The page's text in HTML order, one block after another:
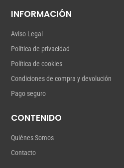
INFORMACIÓN
Aviso Legal
Política de privacidad
Política de cookies
Condiciones de compra y devolución
Pago seguro
CONTENIDO
Quiénes Somos
Contacto